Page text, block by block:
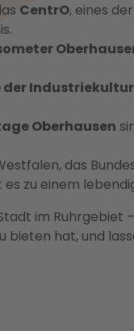
CentrO, eines
der Industriekultur
Oberhausen
das
zu einem
im Ruhrgebiet
bieten hat, und